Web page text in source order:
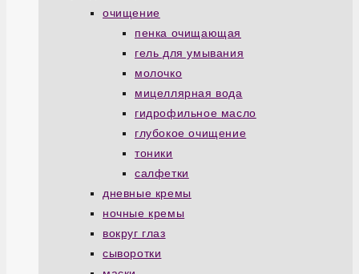
очищение
пенка очищающая
гель для умывания
молочко
мицеллярная вода
гидрофильное масло
глубокое очищение
тоники
салфетки
дневные кремы
ночные кремы
вокруг глаз
сыворотки